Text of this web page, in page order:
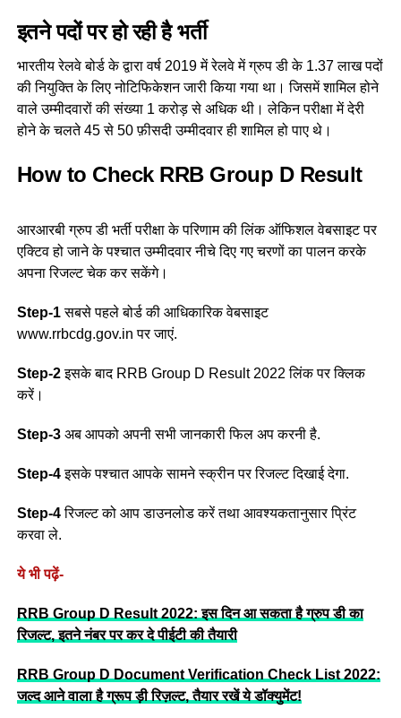
इतने पदों पर हो रही है भर्ती
भारतीय रेलवे बोर्ड के द्वारा वर्ष 2019 में रेलवे में ग्रुप डी के 1.37 लाख पदों
की नियुक्ति के लिए नोटिफिकेशन जारी किया गया था। जिसमें शामिल होने
वाले उम्मीदवारों की संख्या 1 करोड़ से अधिक थी। लेकिन परीक्षा में देरी
होने के चलते 45 से 50 फ़ीसदी उम्मीदवार ही शामिल हो पाए थे।
How to Check RRB Group D Result
आरआरबी ग्रुप डी भर्ती परीक्षा के परिणाम की लिंक ऑफिशल वेबसाइट पर
एक्टिव हो जाने के पश्चात उम्मीदवार नीचे दिए गए चरणों का पालन करके
अपना रिजल्ट चेक कर सकेंगे।
Step-1सबसे पहले बोर्ड की आधिकारिक वेबसाइट
www.rrbcdg.gov.in पर जाएं.
Step-2इसके बाद RRB Group D Result 2022 लिंक पर क्लिक
करें।
Step-3अब आपको अपनी सभी जानकारी फिल अप करनी है.
Step-4इसके पश्चात आपके सामने स्क्रीन पर रिजल्ट दिखाई देगा.
Step-4रिजल्ट को आप डाउनलोड करें तथा आवश्यकतानुसार प्रिंट
करवा ले.
ये भी पढ़ें-
RRB Group D Result 2022: इस दिन आ सकता है ग्रुप डी का
रिजल्ट, इतने नंबर पर कर दे पीईटी की तैयारी
RRB Group D Document Verification Check List 2022:
जल्द आने वाला है ग्रूप ड़ी रिज़ल्ट, तैयार रखें ये डॉक्युमेंट!